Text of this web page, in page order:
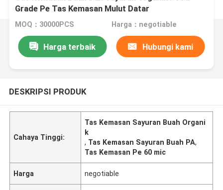
Grade Pe Tas Kemasan Mulut Datar
MOQ：30000PCS Harga：negotiable
Harga terbaik Hubungi kami
DESKRIPSI PRODUK
Cahaya Tinggi:
Tas Kemasan Sayuran Buah Organi
k
, Tas Kemasan Sayuran Buah PA,
Tas Kemasan Pe 60 mic
Harga negotiable